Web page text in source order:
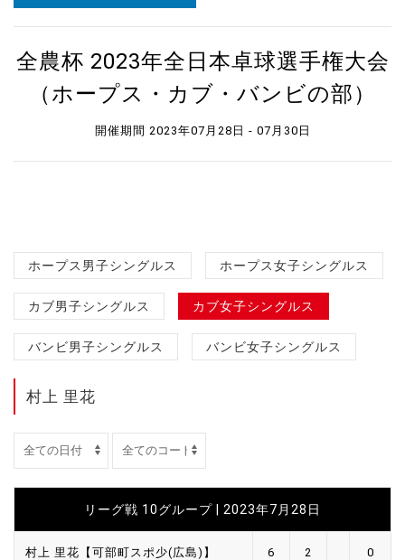
全農杯 2023年全日本卓球選手権大会
（ホープス・カブ・バンビの部）
開催期間 2023年07月28日 - 07月30日
ホープス男子シングルス ホープス女子シングルス
カブ男子シングルス カブ女子シングルス
バンビ男子シングルス バンビ女子シングルス
村上 里花
リーグ戦 10グループ | 2023年7月28日
村上 里花【可部町スポ少(広島)】 6 2 0